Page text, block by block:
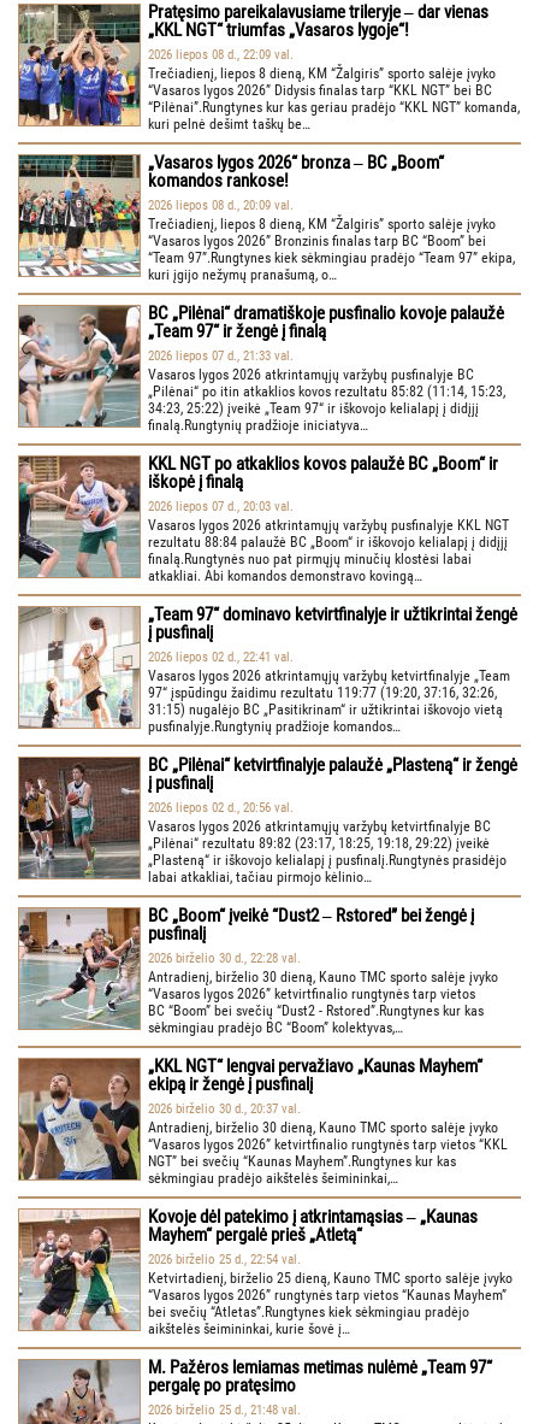
Pratęsimo pareikalavusiame trileryje ‒ dar vienas
„KKL NGT“ triumfas „Vasaros lygoje“!
2026 liepos 08 d., 22:09 val.
Trečiadienį, liepos 8 dieną, KM “Žalgiris” sporto salėje įvyko
“Vasaros lygos 2026” Didysis finalas tarp “KKL NGT” bei BC
“Pilėnai”.Rungtynes kur kas geriau pradėjo “KKL NGT” komanda,
kuri pelnė dešimt taškų be…
„Vasaros lygos 2026“ bronza ‒ BC „Boom“
komandos rankose!
2026 liepos 08 d., 20:09 val.
Trečiadienį, liepos 8 dieną, KM “Žalgiris” sporto salėje įvyko
“Vasaros lygos 2026” Bronzinis finalas tarp BC “Boom” bei
“Team 97”.Rungtynes kiek sėkmingiau pradėjo “Team 97” ekipa,
kuri įgijo nežymų pranašumą, o…
BC „Pilėnai“ dramatiškoje pusfinalio kovoje palaužė
„Team 97“ ir žengė į finalą
2026 liepos 07 d., 21:33 val.
Vasaros lygos 2026 atkrintamųjų varžybų pusfinalyje BC
„Pilėnai“ po itin atkaklios kovos rezultatu 85:82 (11:14, 15:23,
34:23, 25:22) įveikė „Team 97“ ir iškovojo kelialapį į didįjį
finalą.Rungtynių pradžioje iniciatyva…
KKL NGT po atkaklios kovos palaužė BC „Boom“ ir
iškopė į finalą
2026 liepos 07 d., 20:03 val.
Vasaros lygos 2026 atkrintamųjų varžybų pusfinalyje KKL NGT
rezultatu 88:84 palaužė BC „Boom“ ir iškovojo kelialapį į didįjį
finalą.Rungtynės nuo pat pirmųjų minučių klostėsi labai
atkakliai. Abi komandos demonstravo kovingą…
„Team 97“ dominavo ketvirtfinalyje ir užtikrintai žengė
į pusfinalį
2026 liepos 02 d., 22:41 val.
Vasaros lygos 2026 atkrintamųjų varžybų ketvirtfinalyje „Team
97“ įspūdingu žaidimu rezultatu 119:77 (19:20, 37:16, 32:26,
31:15) nugalėjo BC „Pasitikrinam“ ir užtikrintai iškovojo vietą
pusfinalyje.Rungtynių pradžioje komandos…
BC „Pilėnai“ ketvirtfinalyje palaužė „Plasteną“ ir žengė
į pusfinalį
2026 liepos 02 d., 20:56 val.
Vasaros lygos 2026 atkrintamųjų varžybų ketvirtfinalyje BC
„Pilėnai“ rezultatu 89:82 (23:17, 18:25, 19:18, 29:22) įveikė
„Plasteną“ ir iškovojo kelialapį į pusfinalį.Rungtynės prasidėjo
labai atkakliai, tačiau pirmojo kėlinio…
BC „Boom“ įveikė “Dust2 ‒ Rstored” bei žengė į
pusfinalį
2026 birželio 30 d., 22:28 val.
Antradienį, birželio 30 dieną, Kauno TMC sporto salėje įvyko
“Vasaros lygos 2026” ketvirtfinalio rungtynės tarp vietos
BC “Boom” bei svečių “Dust2 - Rstored”.Rungtynes kur kas
sėkmingiau pradėjo BC “Boom” kolektyvas,…
„KKL NGT“ lengvai pervažiavo „Kaunas Mayhem“
ekipą ir žengė į pusfinalį
2026 birželio 30 d., 20:37 val.
Antradienį, birželio 30 dieną, Kauno TMC sporto salėje įvyko
“Vasaros lygos 2026” ketvirtfinalio rungtynės tarp vietos “KKL
NGT” bei svečių “Kaunas Mayhem”.Rungtynes kur kas
sėkmingiau pradėjo aikštelės šeimininkai,…
Kovoje dėl patekimo į atkrintamąsias ‒ „Kaunas
Mayhem“ pergalė prieš „Atletą“
2026 birželio 25 d., 22:54 val.
Ketvirtadienį, birželio 25 dieną, Kauno TMC sporto salėje įvyko
“Vasaros lygos 2026” rungtynės tarp vietos “Kaunas Mayhem”
bei svečių “Atletas”.Rungtynes kiek sėkmingiau pradėjo
aikštelės šeimininkai, kurie šovė į…
M. Pažėros lemiamas metimas nulėmė „Team 97“
pergalę po pratęsimo
2026 birželio 25 d., 21:48 val.